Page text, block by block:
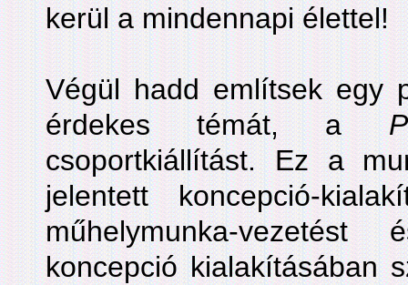
kerül a mindennapi élettel!
Végül hadd említsek egy
érdekes témát, a
csoportkiállítást. Ez a
jelentett koncepció-
műhelymunka-
koncepció kialakításában